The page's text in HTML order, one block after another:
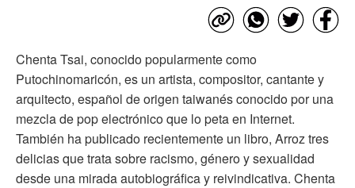
Chenta Tsai, conocido popularmente como
Putochinomaricón, es un artista, compositor, cantante y
arquitecto, español de origen taiwanés conocido por una
mezcla de pop electrónico que lo peta en Internet.
También ha publicado recientemente un libro, Arroz tres
delicias que trata sobre racismo, género y sexualidad
desde una mirada autobiográfica y reivindicativa. Chenta